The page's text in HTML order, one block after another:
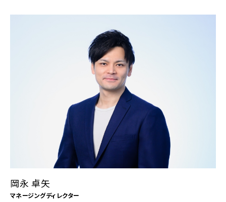
岡永 卓矢
マネージングディレクター